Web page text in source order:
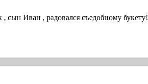
Иван , радовался съедобному